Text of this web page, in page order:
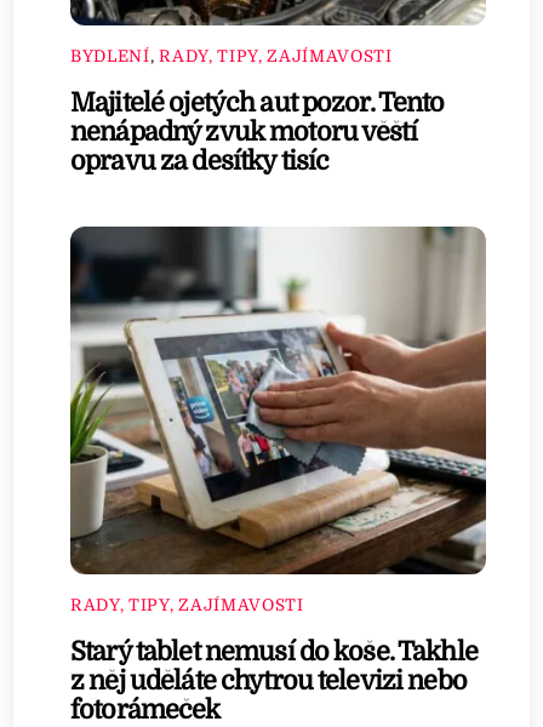
BYDLENÍ,RADY, TIPY, ZAJÍMAVOSTI
Majitelé ojetých aut pozor. Tento
nenápadný zvuk motoru věští
opravu za desítky tisíc
RADY, TIPY, ZAJÍMAVOSTI
Starý tablet nemusí do koše. Takhle
z něj uděláte chytrou televizi nebo
fotorámeček